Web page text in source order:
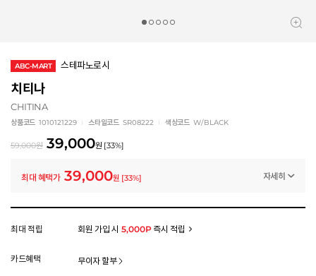
ABC-MART 스테파노로시
치티나
CHITINA
상품코드 1010121229 스타일코드 SR08222 색상코드 W/BLACK
59,000원 39,000원 [33%]
최대 혜택가 39,000원 [33%] 자세히
모든 혜택이 적용된 금액으로, 실제 결제 금액과는 차이가 있을 수 있습니다.
최대 적립 회원 가입 시 5,000P즉시 적립
카드혜택 무이자 할부